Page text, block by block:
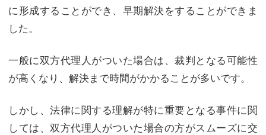
に形成することができ、早期解決をすることができま
した。
一般に双方代理人がついた場合は、裁判となる可能性
が高くなり、解決まで時間がかかることが多いです。
しかし、法律に関する理解が特に重要となる事件に関
しては、双方代理人がついた場合の方がスムーズに交